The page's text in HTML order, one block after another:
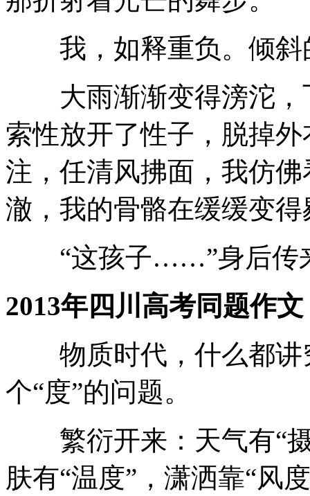
我，如释重负。倾斜
大雨渐渐变得滂沱，
索性放开了性子，脱掉
注，任清风拂面，我仿
澈，我的骨骼在缓缓变得
“这孩子……”身后传来
2013年四川高考同题作
物质时代，什么都讲
个“度”的问题。
繁衍开来：天气有“摄
肤有“温度”，潇洒靠“风